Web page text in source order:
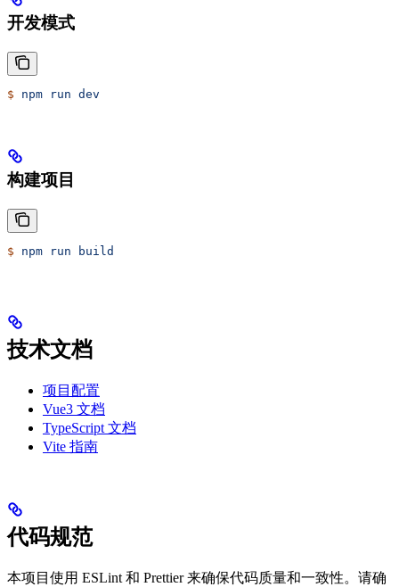
开发模式
$ npm run dev
构建项目
$ npm run build
技术文档
项目配置
Vue3 文档
TypeScript 文档
Vite 指南
代码规范
本项目使用 ESLint 和 Prettier 来确保代码质量和一致性。请确